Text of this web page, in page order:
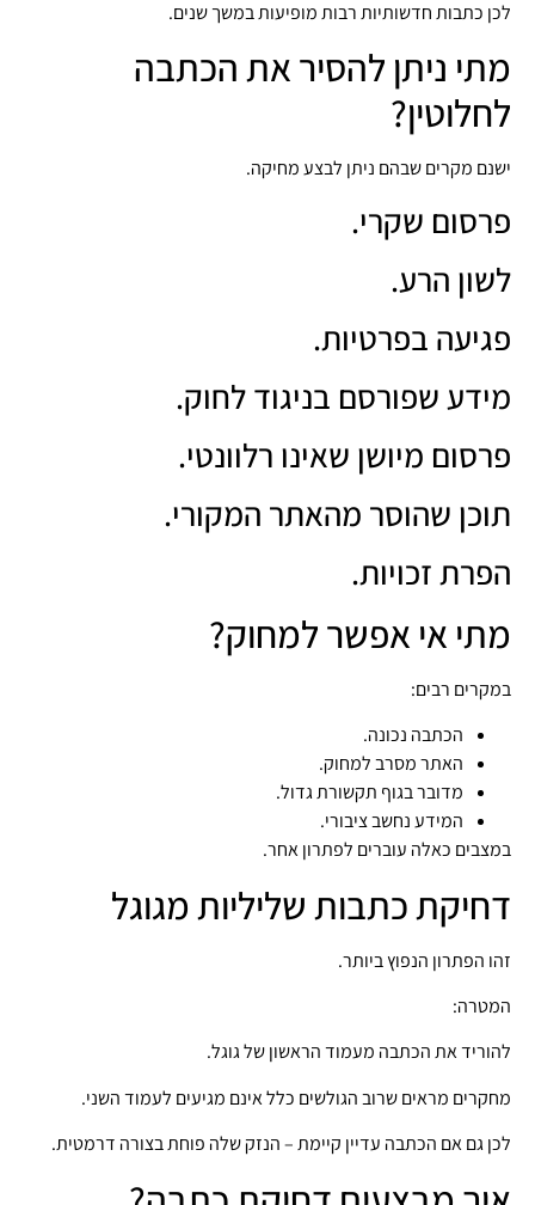
לכן כתבות חדשותיות רבות מופיעות במשך שנים.
מתי ניתן להסיר את הכתבה
לחלוטין?
ישנם מקרים שבהם ניתן לבצע מחיקה.
פרסום שקרי.
לשון הרע.
פגיעה בפרטיות.
מידע שפורסם בניגוד לחוק.
פרסום מיושן שאינו רלוונטי.
תוכן שהוסר מהאתר המקורי.
הפרת זכויות.
מתי אי אפשר למחוק?
במקרים רבים:
הכתבה נכונה.
האתר מסרב למחוק.
מדובר בגוף תקשורת גדול.
המידע נחשב ציבורי.
במצבים כאלה עוברים לפתרון אחר.
דחיקת כתבות שליליות מגוגל
זהו הפתרון הנפוץ ביותר.
המטרה:
להוריד את הכתבה מעמוד הראשון של גוגל.
מחקרים מראים שרוב הגולשים כלל אינם מגיעים לעמוד השני.
לכן גם אם הכתבה עדיין קיימת – הנזק שלה פוחת בצורה דרמטית.